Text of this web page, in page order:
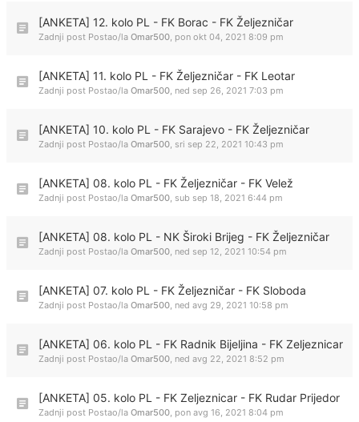
[ANKETA] 12. kolo PL - FK Borac - FK Željezničar
Zadnji post Postao/la Omar500, pon okt 04, 2021 8:09 pm
[ANKETA] 11. kolo PL - FK Željezničar - FK Leotar
Zadnji post Postao/la Omar500, ned sep 26, 2021 7:03 pm
[ANKETA] 10. kolo PL - FK Sarajevo - FK Željezničar
Zadnji post Postao/la Omar500, sri sep 22, 2021 10:43 pm
[ANKETA] 08. kolo PL - FK Željezničar - FK Velež
Zadnji post Postao/la Omar500, sub sep 18, 2021 6:44 pm
[ANKETA] 08. kolo PL - NK Široki Brijeg - FK Željezničar
Zadnji post Postao/la Omar500, ned sep 12, 2021 10:54 pm
[ANKETA] 07. kolo PL - FK Željezničar - FK Sloboda
Zadnji post Postao/la Omar500, ned avg 29, 2021 10:58 pm
[ANKETA] 06. kolo PL - FK Radnik Bijeljina - FK Zeljeznicar
Zadnji post Postao/la Omar500, ned avg 22, 2021 8:52 pm
[ANKETA] 05. kolo PL - FK Zeljeznicar - FK Rudar Prijedor
Zadnji post Postao/la Omar500, pon avg 16, 2021 8:04 pm